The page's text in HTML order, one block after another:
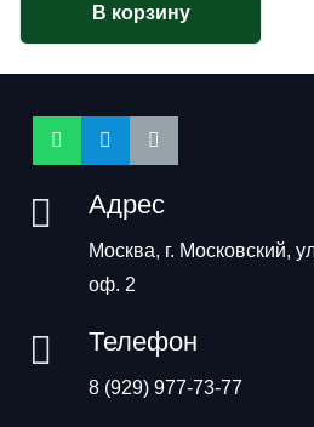
В корзину
Адрес
Москва, г. Московский,
оф. 2
Телефон
8 (929) 977-73-77